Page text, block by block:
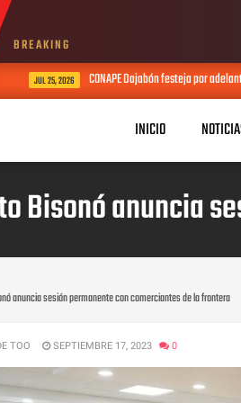
BREAKING
JUL 25, 2026 CONAPE Dajabón festeja por
INICIO
Bisonó anuncia
anuncia sesión permanente con comerciantes de la frontera
TOO SEPTIEMBRE 17, 2023 0